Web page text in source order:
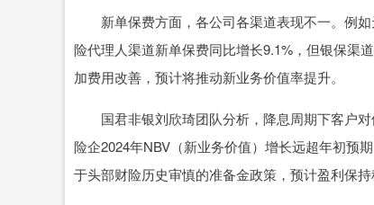
新单保费方面，各公司各渠道表现不一。例如
险代理人渠道新单保费同比增长9.1%，但银保渠
加费用改善，预计将推动新业务价值率提升。
国君非银刘欣琦团队分析，降息周期下客户对
险企2024年NBV（新业务价值）增长远超年初预
于头部财险历史审慎的准备金政策，预计盈利保持